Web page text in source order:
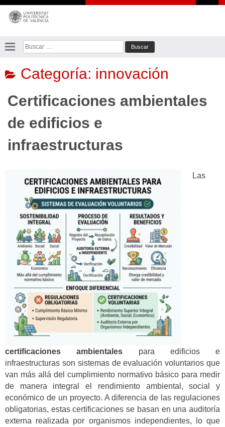
Saltar
contenido
Buscar:
Categoría: innovación
Certificaciones ambientales
de edificios e
infraestructuras
Las
certificaciones ambientales para edificios e
infraestructuras son sistemas de evaluación voluntarios que
van más allá del cumplimiento normativo básico para medir
de manera integral el rendimiento ambiental, social y
económico de un proyecto. A diferencia de las regulaciones
obligatorias, estas certificaciones se basan en una auditoría
externa realizada por organismos independientes, lo que